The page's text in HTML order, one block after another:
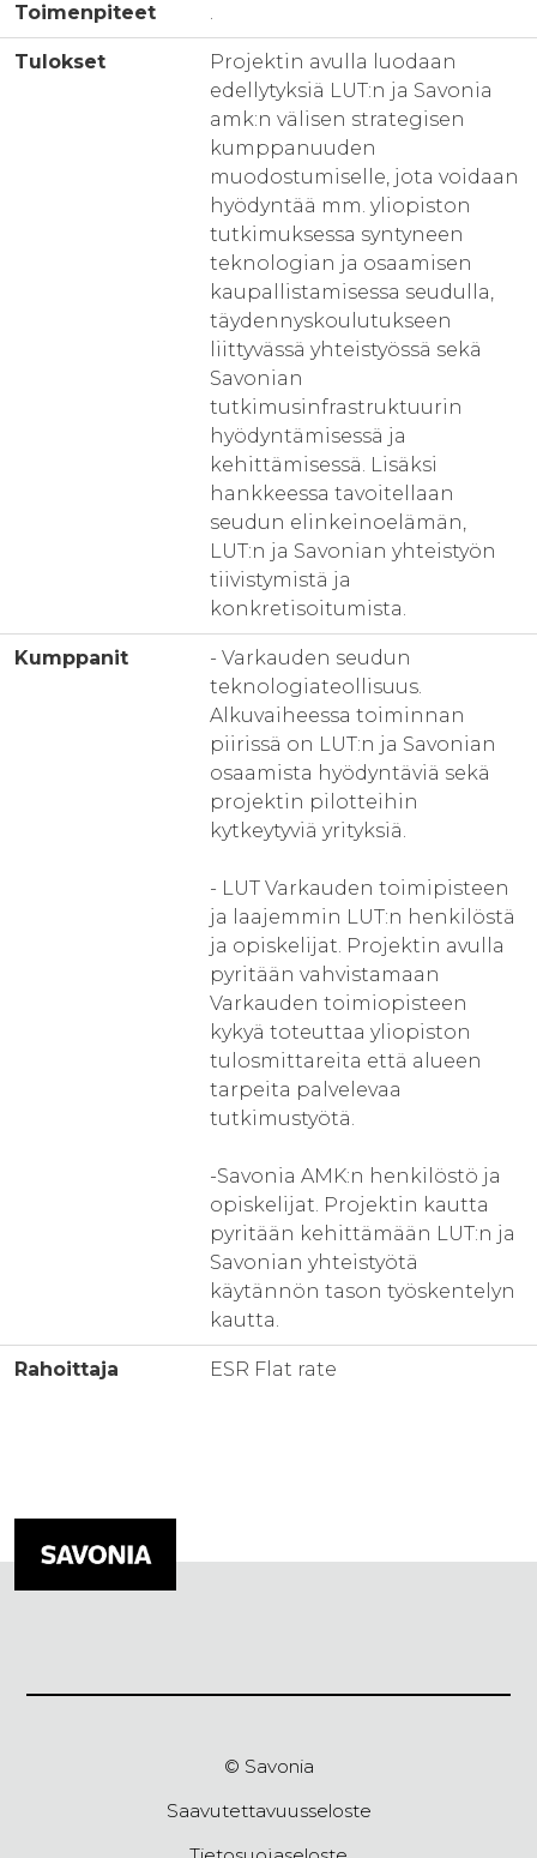
Toimenpiteet .
Tulokset
Projektin avulla luodaan
edellytyksiä LUT:n ja Savonia
amk:n välisen strategisen
kumppanuuden
muodostumiselle, jota voidaan
hyödyntää mm. yliopiston
tutkimuksessa syntyneen
teknologian ja osaamisen
kaupallistamisessa seudulla,
täydennyskoulutukseen
liittyvässä yhteistyössä sekä
Savonian
tutkimusinfrastruktuurin
hyödyntämisessä ja
kehittämisessä. Lisäksi
hankkeessa tavoitellaan
seudun elinkeinoelämän,
LUT:n ja Savonian yhteistyön
tiivistymistä ja
konkretisoitumista.
Kumppanit
- Varkauden seudun
teknologiateollisuus.
Alkuvaiheessa toiminnan
piirissä on LUT:n ja Savonian
osaamista hyödyntäviä sekä
projektin pilotteihin
kytkeytyviä yrityksiä.
- LUT Varkauden toimipisteen
ja laajemmin LUT:n henkilöstä
ja opiskelijat. Projektin avulla
pyritään vahvistamaan
Varkauden toimiopisteen
kykyä toteuttaa yliopiston
tulosmittareita että alueen
tarpeita palvelevaa
tutkimustyötä.
-Savonia AMK:n henkilöstö ja
opiskelijat. Projektin kautta
pyritään kehittämään LUT:n ja
Savonian yhteistyötä
käytännön tason työskentelyn
kautta.
Rahoittaja ESR Flat rate
© Savonia
Saavutettavuusseloste